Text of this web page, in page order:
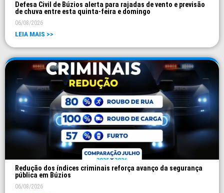
Defesa Civil de Búzios alerta para rajadas de vento e previsão
de chuva entre esta quinta-feira e domingo
06/08/2026
LEIA MAIS >>
Redução dos índices criminais reforça avanço da segurança
pública em Búzios
06/08/2026